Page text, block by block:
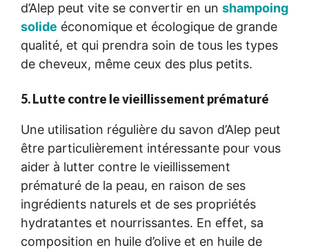
d’Alep peut vite se convertir en un shampoing
solide économique et écologique de grande
qualité, et qui prendra soin de tous les types
de cheveux, même ceux des plus petits.
5. Lutte contre le vieillissement prématuré
Une utilisation régulière du savon d’Alep peut
être particulièrement intéressante pour vous
aider à lutter contre le vieillissement
prématuré de la peau, en raison de ses
ingrédients naturels et de ses propriétés
hydratantes et nourrissantes. En effet, sa
composition en huile d’olive et en huile de